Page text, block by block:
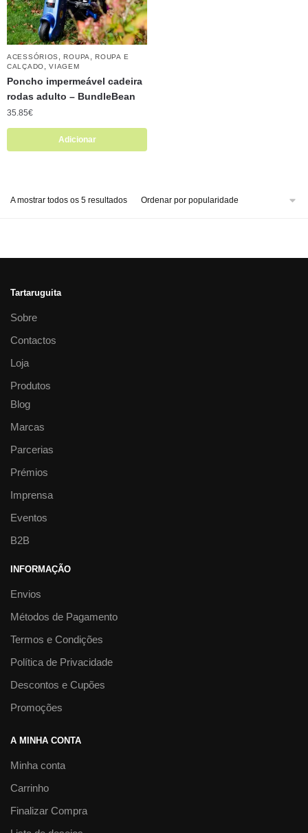
ACESSÓRIOS ,ROUPA ,ROUPA E
CALÇADO
,VIAGEM
Poncho impermeável cadeira
rodas adulto – BundleBean
35.85€
Adicionar
A mostrar todos os 5 resultados
Tartaruguita
Sobre
Contactos
Loja
Produtos
Blog
Marcas
Parcerias
Prémios
Imprensa
Eventos
B2B
INFORMAÇÃO
Envios
Métodos de Pagamento
Termos e Condições
Política de Privacidade
Descontos e Cupões
Promoções
A MINHA CONTA
Minha conta
Carrinho
Finalizar Compra